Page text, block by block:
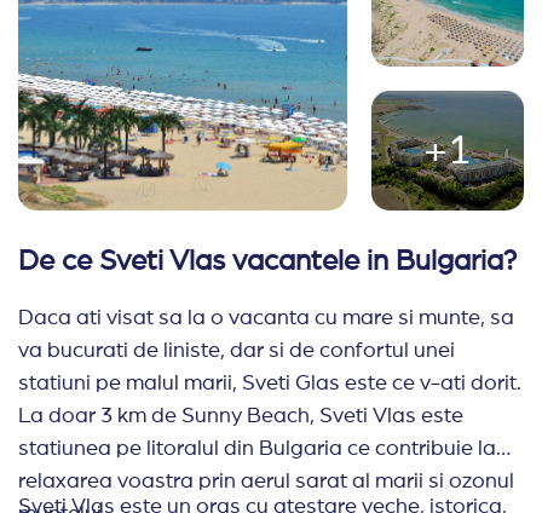
+1
De ce Sveti Vlas vacantele in Bulgaria?
Daca ati visat sa la o vacanta cu mare si munte, sa
va bucurati de liniste, dar si de confortul unei
statiuni pe malul marii, Sveti Glas este ce v-ati dorit.
La doar 3 km de Sunny Beach, Sveti Vlas este
statiunea pe litoralul din Bulgaria ce contribuie la
relaxarea voastra prin aerul sarat al marii si ozonul
Sveti Vlas este un oras cu atestare veche, istorica,